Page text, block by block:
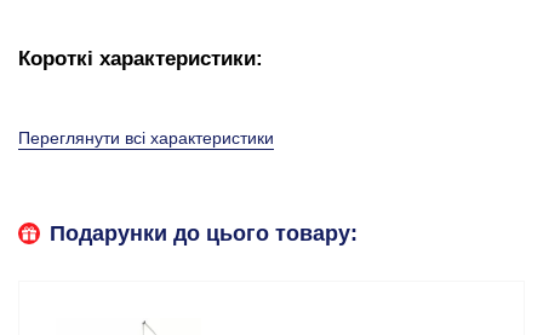
Короткі характеристики:
Переглянути всі характеристики
Подарунки до цього товару: